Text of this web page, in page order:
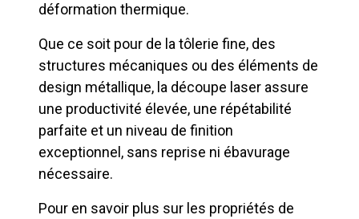
déformation thermique.
Que ce soit pour de la tôlerie fine, des
structures mécaniques ou des éléments de
design métallique, la découpe laser assure
une productivité élevée, une répétabilité
parfaite et un niveau de finition
exceptionnel, sans reprise ni ébavurage
nécessaire.
Pour en savoir plus sur les propriétés de